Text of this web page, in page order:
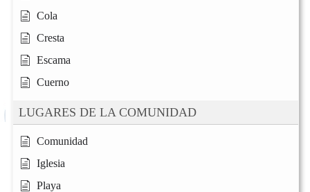
Cola
Cresta
Escama
Cuerno
LUGARES DE LA COMUNIDAD
Comunidad
Iglesia
Playa